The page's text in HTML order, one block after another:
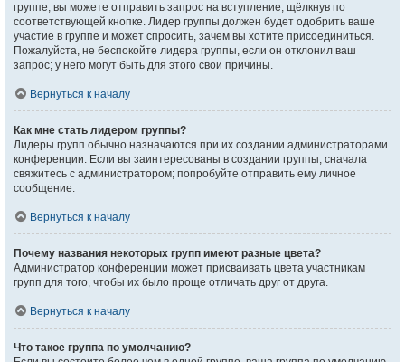
группе, вы можете отправить запрос на вступление, щёлкнув по
соответствующей кнопке. Лидер группы должен будет одобрить ваше
участие в группе и может спросить, зачем вы хотите присоединиться.
Пожалуйста, не беспокойте лидера группы, если он отклонил ваш
запрос; у него могут быть для этого свои причины.
Вернуться к началу
Как мне стать лидером группы?
Лидеры групп обычно назначаются при их создании администраторами
конференции. Если вы заинтересованы в создании группы, сначала
свяжитесь с администратором; попробуйте отправить ему личное
сообщение.
Вернуться к началу
Почему названия некоторых групп имеют разные цвета?
Администратор конференции может присваивать цвета участникам
групп для того, чтобы их было проще отличать друг от друга.
Вернуться к началу
Что такое группа по умолчанию?